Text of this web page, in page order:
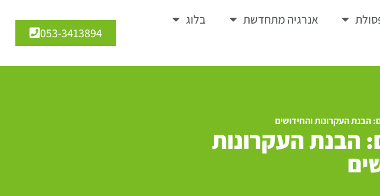
אנרגיה מתחדשת
בלוג
053-3413894
הבנת העקרונות והחידושים
הבנת העקרונות